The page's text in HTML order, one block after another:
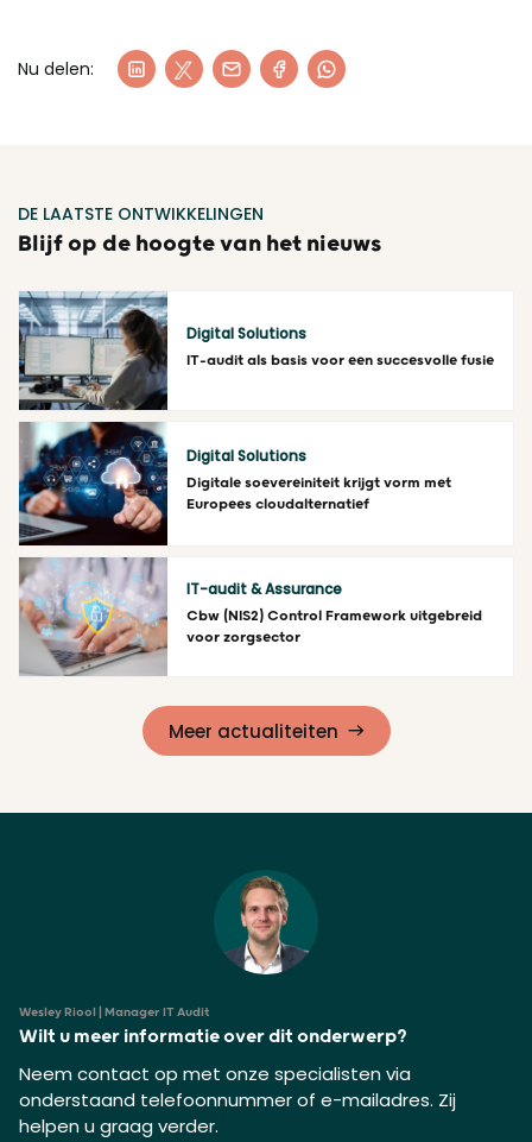
Nu delen:
DE LAATSTE ONTWIKKELINGEN
Blijf op de hoogte van het nieuws
Lees meer
Digital Solutions
IT-audit als basis voor een succesvolle fusie
Lees meer
Digital Solutions
Digitale soevereiniteit krijgt vorm met
Europees cloudalternatief
IT-audit & Assurance
Cbw (NIS2) Control Framework uitgebreid
voor zorgsector
Meer actualiteiten
Wesley Riool | Manager IT Audit
Wilt u meer informatie over dit onderwerp?
Neem contact op met onze specialisten via
onderstaand telefoonnummer of e-mailadres. Zij
helpen u graag verder.